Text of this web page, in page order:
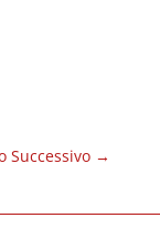
Successivo →